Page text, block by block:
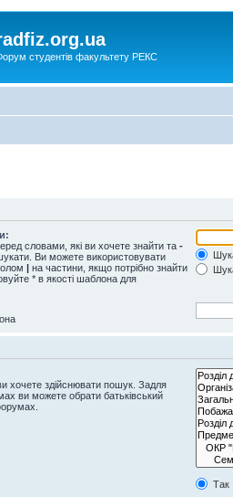
студентів факультету РЕКС
словами, які ви хочете знайти та -
Ви можете використовувати
| на частини, якщо потрібно знайти
* в якості шаблона для
хочете здійснювати пошук. Задля
ви можете обрати батьківський
Так